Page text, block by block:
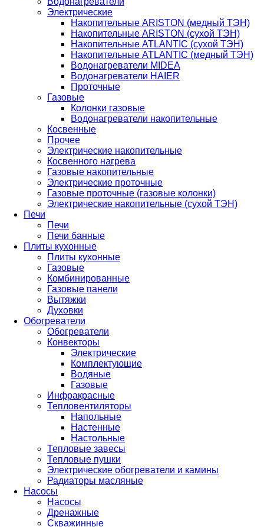
Электрические
Накопительные ARISTON (медный ТЭН)
Накопительные ARISTON (сухой ТЭН)
Накопительные ATLANTIC (сухой ТЭН)
Накопительные ATLANTIC (медный ТЭН)
Водонагреватели MIDEA
Водонагреватели HAIER
Проточные
Газовые
Колонки газовые
Водонагреватели накопительные
Косвенные
Прочее
Электрические накопительные
Косвенного нагрева
Газовые накопительные
Электрические проточные
Газовые проточные (газовые колонки)
Электрические накопительные (сухой ТЭН)
Печи
Печи
Печи банные
Плиты кухонные
Плиты кухонные
Газовые
Комбинированные
Газовые панели
Вытяжки
Духовки
Обогреватели
Обогреватели
Конвекторы
Электрические
Комплектующие
Водяные
Газовые
Инфракрасные
Тепловентиляторы
Напольные
Настенные
Настольные
Тепловые завесы
Тепловые пушки
Электрические обогреватели и камины
Радиаторы масляные
Насосы
Насосы
Дренажные
Скважинные